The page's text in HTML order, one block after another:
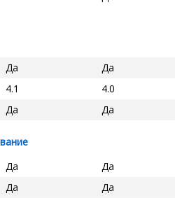
Да
Да
4.1
4.0
Да Да
Да
Да
Да
Да